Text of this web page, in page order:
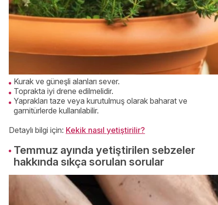
Kurak ve güneşli alanları sever.
Toprakta iyi drene edilmelidir.
Yaprakları taze veya kurutulmuş olarak baharat ve
garnitürlerde kullanılabilir.
Detaylı bilgi için: Kekik nasıl yetiştirilir?
Temmuz ayında yetiştirilen sebzeler
hakkında sıkça sorulan sorular